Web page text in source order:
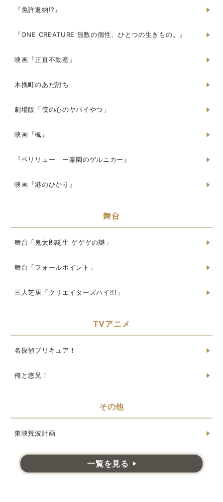
『免許返納!?』
『ONE CREATURE 無数の個性、ひとつの生きもの。』
映画『正直不動産』
木挽町のあだ討ち
劇場版「僕の心のヤバイやつ」
映画『楓』
『ペリリュー ー楽園のゲルニカー』
映画『港のひかり』
舞台
舞台「鬼太郎誕生 ゲゲゲの謎」
舞台「フォールポイント」
三人芝居「クリエイターズハイ!!!」
TVアニメ
名探偵プリキュア！
俺と悠兄！
その他
東映荒波計画
一覧を見る